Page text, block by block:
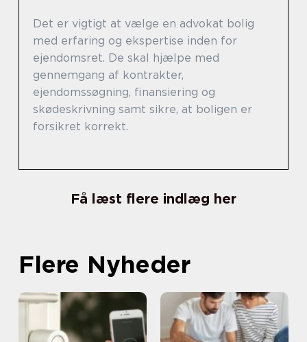
Det er vigtigt at vælge en advokat bolig
med erfaring og ekspertise inden for
ejendomsret. De skal hjælpe med
gennemgang af kontrakter,
ejendomssøgning, finansiering og
skødeskrivning samt sikre, at boligen er
forsikret korrekt.
Få læst flere indlæg her
Flere Nyheder